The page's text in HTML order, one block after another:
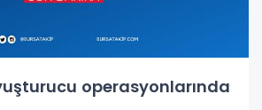
operasyonlarında